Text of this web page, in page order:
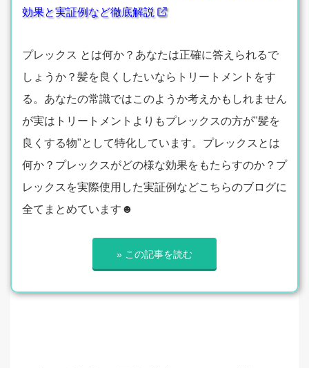
効果と実証例など徹底解説
プレックス とは何か？あなたは正確に答えられるで
しょうか？髪を良くしたいならトリートメントをす
る。あなたの常識ではこのようか考えかもしれません
が実はトリートメントよりもプレックスの方が"髪を
良くする物"として特化しています。プレックスとは
何か？プレックスがどの様な効果をもたらすのか？プ
レックスを実際使用した実証例などこちらのブログに
全てまとめています☻
» この記事を読む